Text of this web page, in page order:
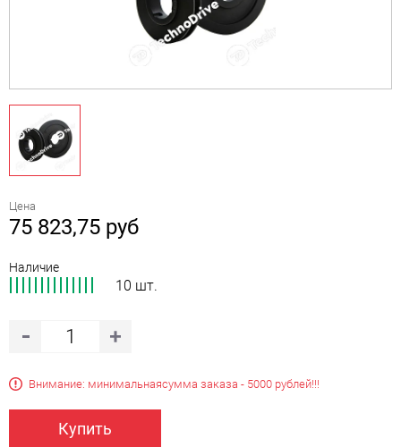
Цена
75 823,75 руб
Наличие
10 шт.
Внимание: минимальнаясумма заказа - 5000 рублей!!!
Купить